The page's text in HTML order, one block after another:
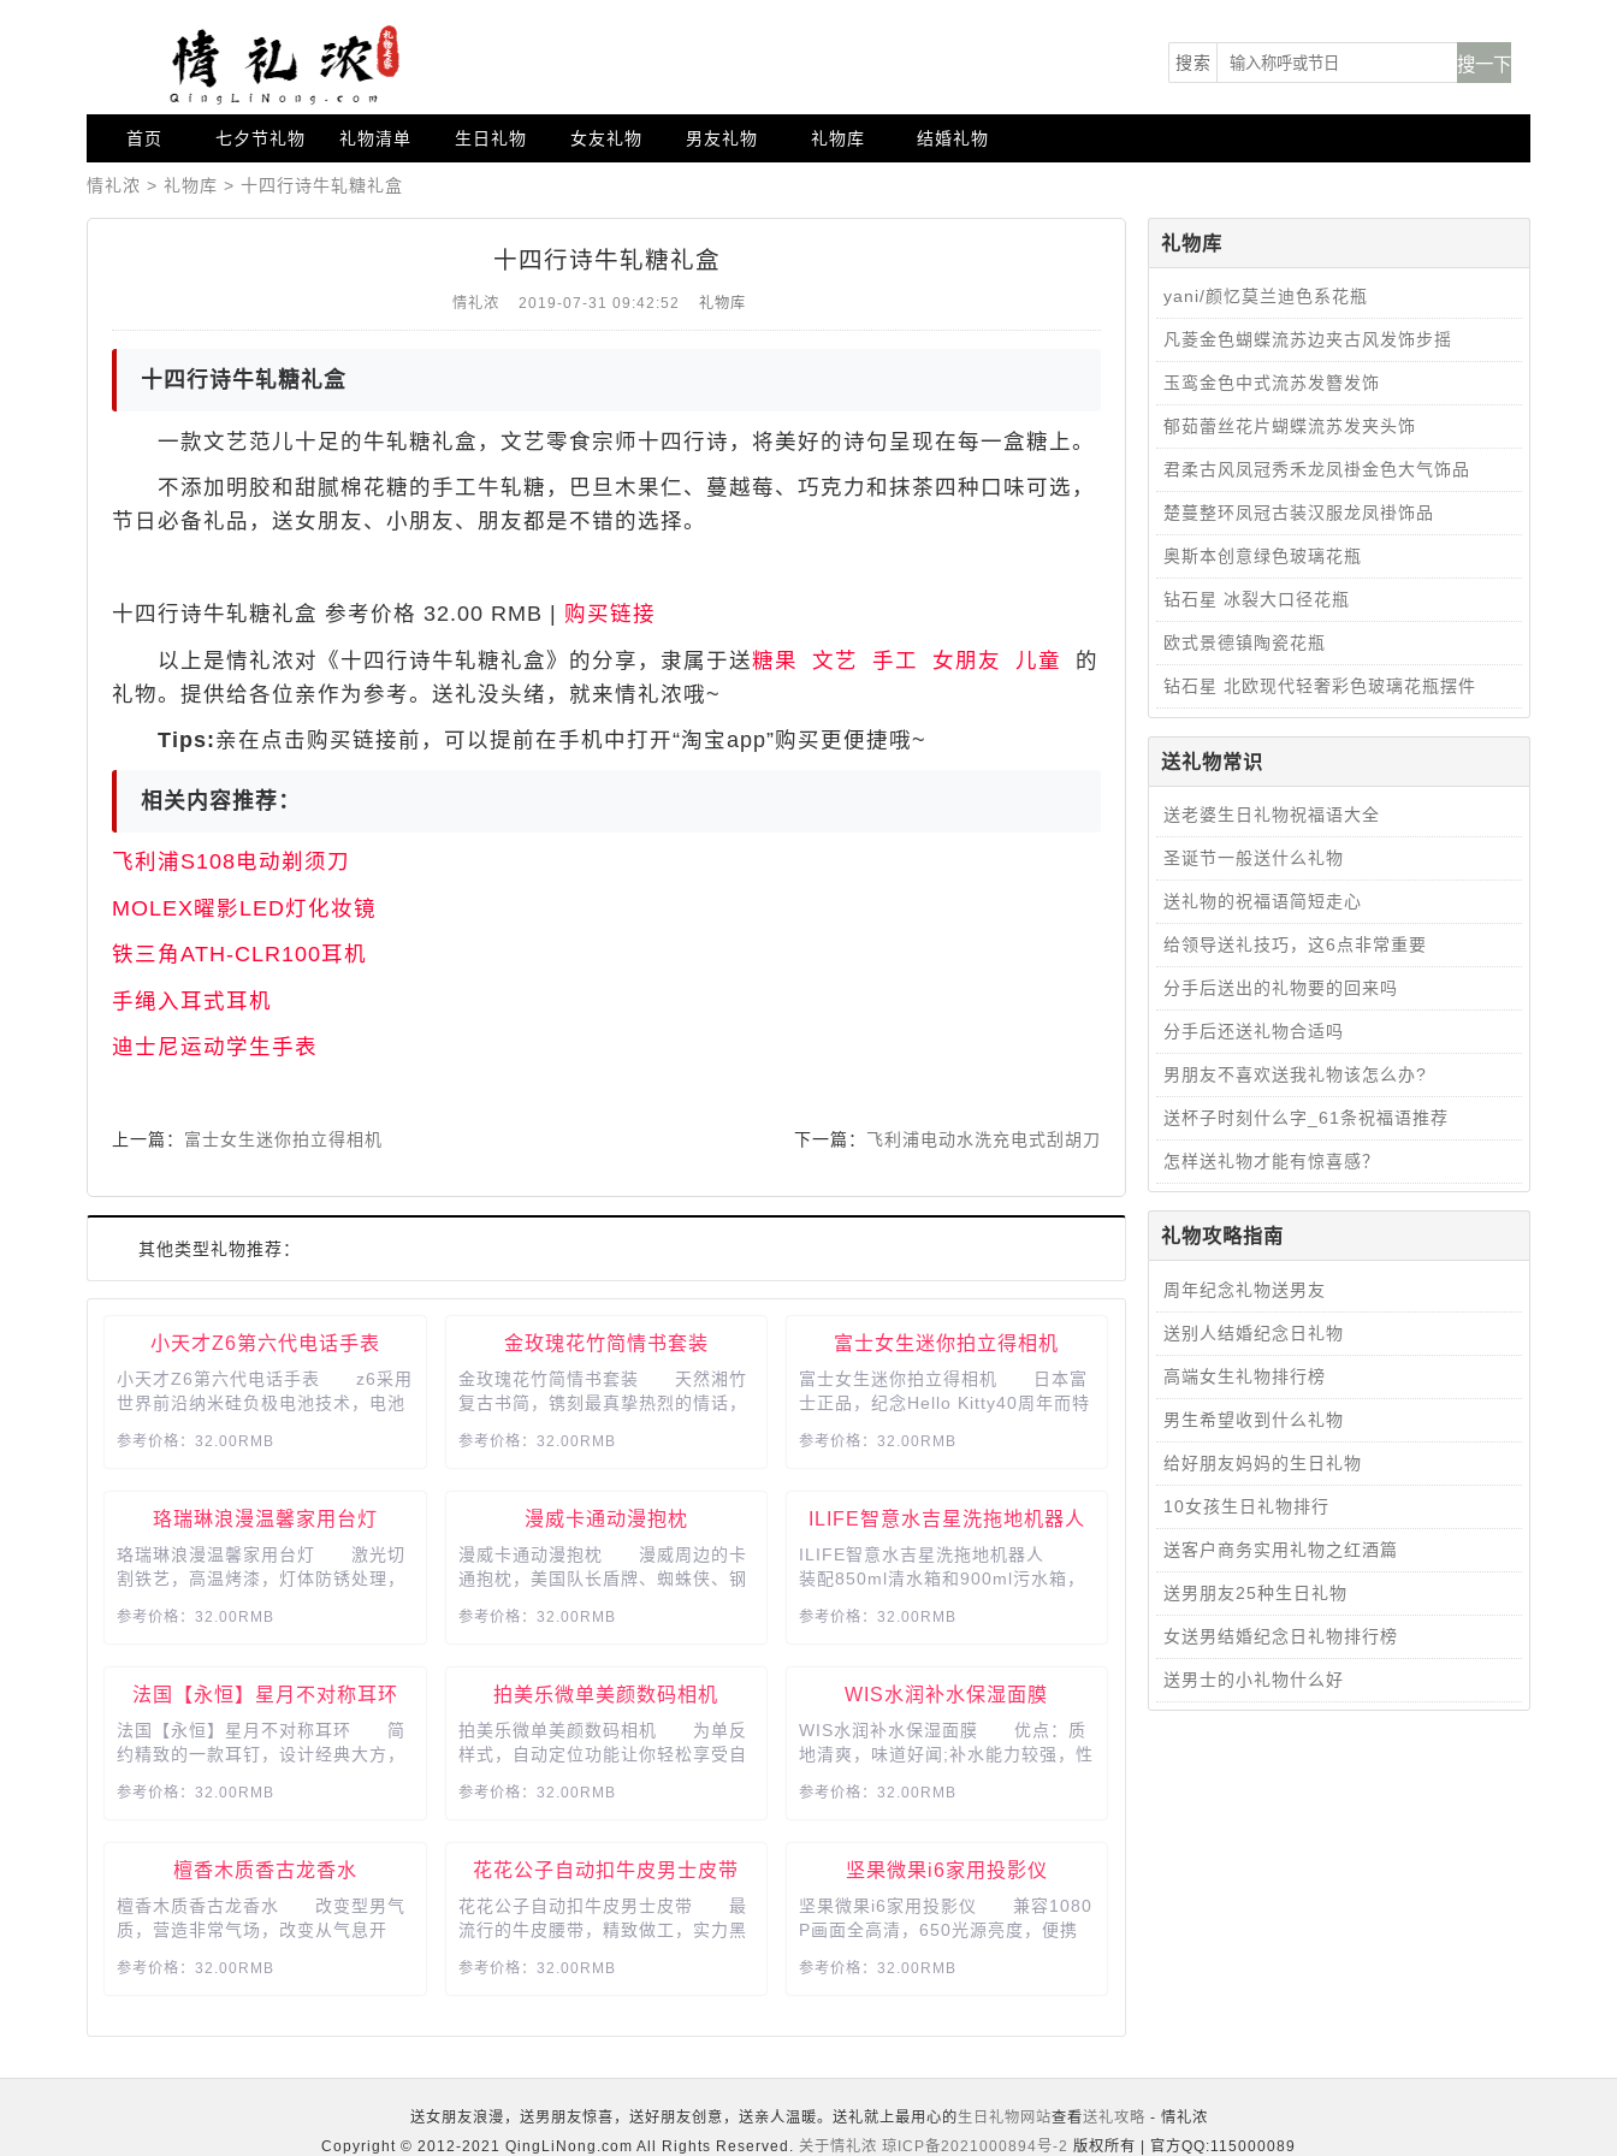
搜索
首页 七夕节礼物 礼物清单 生日礼物 女友礼物 男友礼物 礼物库 结婚礼物
情礼浓 > 礼物库 > 十四行诗牛轧糖礼盒
十四行诗牛轧糖礼盒
情礼浓 2019-07-31 09:42:52 礼物库
十四行诗牛轧糖礼盒
一款文艺范儿十足的牛轧糖礼盒，文艺零食宗师十四行诗，将美好的诗句呈现在每一盒糖上。
不添加明胶和甜腻棉花糖的手工牛轧糖，巴旦木果仁、蔓越莓、巧克力和抹茶四种口味可选，
节日必备礼品，送女朋友、小朋友、朋友都是不错的选择。
十四行诗牛轧糖礼盒 参考价格 32.00 RMB | 购买链接
以上是情礼浓对《十四行诗牛轧糖礼盒》的分享，隶属于送糖果 文艺 手工 女朋友 儿童 的
礼物。提供给各位亲作为参考。送礼没头绪，就来情礼浓哦~
Tips:亲在点击购买链接前，可以提前在手机中打开“淘宝app”购买更便捷哦~
相关内容推荐：
飞利浦S108电动剃须刀
MOLEX曜影LED灯化妆镜
铁三角ATH-CLR100耳机
手绳入耳式耳机
迪士尼运动学生手表
上一篇： 富士女生迷你拍立得相机 下一篇： 飞利浦电动水洗充电式刮胡刀
其他类型礼物推荐：
小天才Z6第六代电话手表
小天才Z6第六代电话手表 z6采用
世界前沿纳米硅负极电池技术，电池
机，亲子通话，精彩不断电。...
参考价格：32.00RMB
金玫瑰花竹简情书套装
金玫瑰花竹简情书套装 天然湘竹
复古书简，镌刻最真挚热烈的情话，
真，永不凋谢的浪漫，完美的爱情信
刻字为爱定制，精美礼盒送礼有面
子...
参考价格：32.00RMB
富士女生迷你拍立得相机
富士女生迷你拍立得相机 日本富
士正品，纪念Hello Kitty40周年而特
二，送女友、闺蜜的时尚礼物 激
精彩 自拍小镜，对镜取景，方便
快捷，更有新款上市，美好生活，即
拍即得...
参考价格：32.00RMB
珞瑞琳浪漫温馨家用台灯
珞瑞琳浪漫温馨家用台灯 激光切
割铁艺，高温烤漆，灯体防锈处理，
罩，可拆卸式设计，易清洁，光效温
参考价格：32.00RMB
漫威卡通动漫抱枕
漫威卡通动漫抱枕 漫威周边的卡
通抱枕，美国队长盾牌、蜘蛛侠、钢
料，透气吸湿、缔造舒适的享受。优
快送漫威迷吧。...
参考价格：32.00RMB
ILIFE智意水吉星洗拖地机器人
ILIFE智意水吉星洗拖地机器人
装配850ml清水箱和900ml污水箱，
污水全部收纳不泄露，拒绝额二次污
参考价格：32.00RMB
法国【永恒】星月不对称耳环
法国【永恒】星月不对称耳环 简
约精致的一款耳钉，设计经典大方，
透，小巧精致的造型，特别显气质。
坠落在耳间，百搭时尚。...
参考价格：32.00RMB
拍美乐微单美颜数码相机
拍美乐微单美颜数码相机 为单反
样式，自动定位功能让你轻松享受自
旋转自拍，一键美颜，轻松掌握，
大光圈卡片相机...
参考价格：32.00RMB
WIS水润补水保湿面膜
WIS水润补水保湿面膜 优点：质
地清爽，味道好闻;补水能力较强，性
美，用完脸部不粘腻。...
参考价格：32.00RMB
檀香木质香古龙香水
檀香木质香古龙香水 改变型男气
质，营造非常气场，改变从气息开
阳刚迷人，神秘性感，持久清香，源
参考价格：32.00RMB
花花公子自动扣牛皮男士皮带
花花公子自动扣牛皮男士皮带 最
流行的牛皮腰带，精致做工，实力黑
细腻油边工艺，高档合金扣头，适合
参考价格：32.00RMB
坚果微果i6家用投影仪
坚果微果i6家用投影仪 兼容1080
P画面全高清，650光源亮度，便携
光自动对焦，随便移动都清晰。低蓝
参考价格：32.00RMB
礼物库
yani/颜忆莫兰迪色系花瓶
凡菱金色蝴蝶流苏边夹古风发饰步摇
玉鸾金色中式流苏发簪发饰
郁茹蕾丝花片蝴蝶流苏发夹头饰
君柔古风凤冠秀禾龙凤褂金色大气饰品
楚蔓整环凤冠古装汉服龙凤褂饰品
奥斯本创意绿色玻璃花瓶
钻石星 冰裂大口径花瓶
欧式景德镇陶瓷花瓶
钻石星 北欧现代轻奢彩色玻璃花瓶摆件
送礼物常识
送老婆生日礼物祝福语大全
圣诞节一般送什么礼物
送礼物的祝福语简短走心
给领导送礼技巧，这6点非常重要
分手后送出的礼物要的回来吗
分手后还送礼物合适吗
男朋友不喜欢送我礼物该怎么办?
送杯子时刻什么字_61条祝福语推荐
怎样送礼物才能有惊喜感？
礼物攻略指南
周年纪念礼物送男友
送别人结婚纪念日礼物
高端女生礼物排行榜
男生希望收到什么礼物
给好朋友妈妈的生日礼物
10女孩生日礼物排行
送客户商务实用礼物之红酒篇
送男朋友25种生日礼物
女送男结婚纪念日礼物排行榜
送男士的小礼物什么好
送女朋友浪漫，送男朋友惊喜，送好朋友创意，送亲人温暖。送礼就上最用心的生日礼物网站查看送礼攻略 - 情礼浓
Copyright © 2012-2021 QingLiNong.com All Rights Reserved. 关于情礼浓 琼ICP备2021000894号-2 版权所有 | 官方QQ:115000089